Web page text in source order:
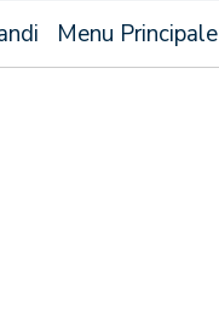
Menu Principale